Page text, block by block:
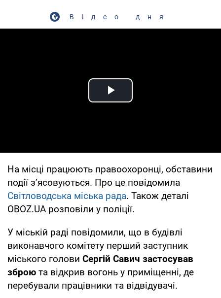
Відео дня
Play Video
На місці працюють правоохоронці, обставини
події з’ясовуються. Про це повідомила
Світловодська міська рада. Також деталі
OBOZ.UA розповіли у поліції.
У міській раді повідомили, що в будівлі
виконавчого комітету перший заступник
міського голови Сергій Савич застосував
зброю та відкрив вогонь у приміщенні, де
перебували працівники та відвідувачі.